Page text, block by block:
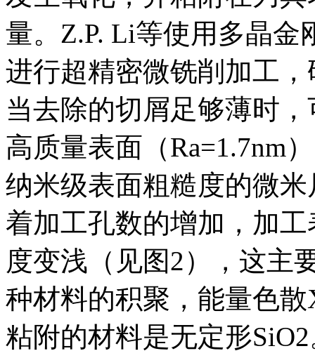
量。Z.P. Li等使用多晶金
进行超精密微铣削加工
当去除的切屑足够薄时
高质量表面（Ra=1.7nm
纳米级表面粗糙度的微
着加工孔数的增加，加
度变浅（见图2），这主
种材料的积聚，能量色
粘附的材料是无定形